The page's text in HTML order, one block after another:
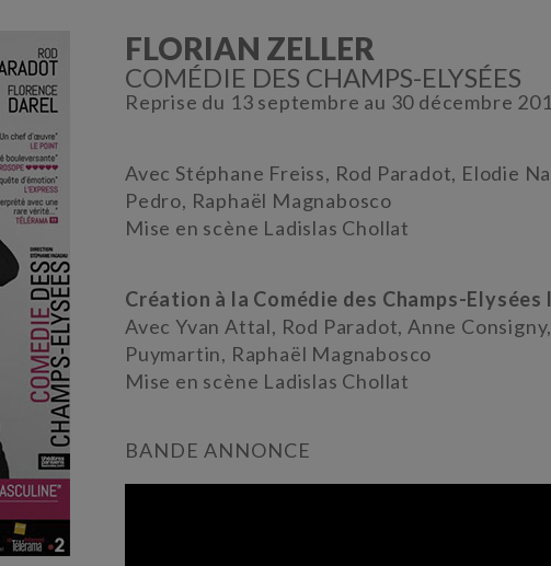
FLORIAN ZELLER
COMÉDIE DES CHAMPS-ELYSÉES
Reprise du 13 septembre au 30 décembre
Avec Stéphane Freiss, Rod Paradot, Elodie
Pedro, Raphaël Magnabosco
Mise en scène Ladislas Chollat
Création à la Comédie des Champs-
Avec Yvan Attal, Rod Paradot, Anne
Puymartin, Raphaël Magnabosco
Mise en scène Ladislas Chollat
BANDE ANNONCE